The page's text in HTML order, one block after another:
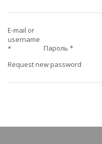
E-mail or
username
*
Пароль *
Request new password